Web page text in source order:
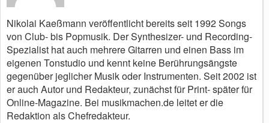
Nikolai Kaeßmann veröffentlicht bereits seit 1992 Songs
von Club- bis Popmusik. Der Synthesizer- und Recording-
Spezialist hat auch mehrere Gitarren und einen Bass im
eigenen Tonstudio und kennt keine Berührungsängste
gegenüber jeglicher Musik oder Instrumenten. Seit 2002 ist
er auch Autor und Redakteur, zunächst für Print- später für
Online-Magazine. Bei musikmachen.de leitet er die
Redaktion als Chefredakteur.